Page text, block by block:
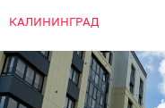
КАЛИНИНГРАД